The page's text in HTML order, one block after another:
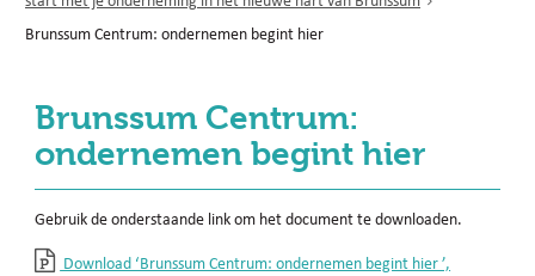
Brunssum Centrum: ondernemen begint hier
Brunssum Centrum:
ondernemen begint hier
Gebruik de onderstaande link om het document te downloaden.
Download ‘Brunssum Centrum: ondernemen begint hier ’,